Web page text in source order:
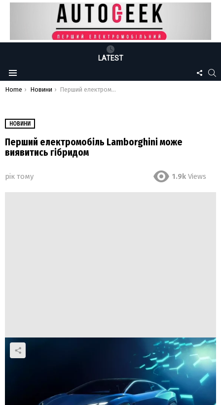
LATEST
Menu
US
You are here:
Home Новини Перший електромобіль Lamborghini може виявитись гібридом
НОВИНИ
Перший електромобіль Lamborghini може
виявитись гібридом
рік тому 1.9k Views